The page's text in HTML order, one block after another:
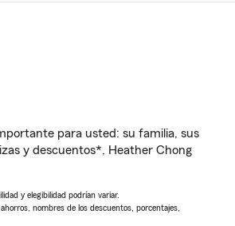
para usted: su familia, sus
y descuentos*, Heather Chong
y elegibilidad podrían variar.
nombres de los descuentos, porcentajes,